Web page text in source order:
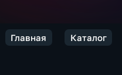
Главная Каталог